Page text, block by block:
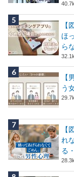
【
ほ
ら
【
う
【
れ
る